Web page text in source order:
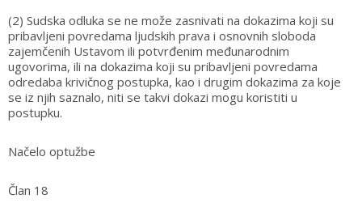
(2) Sudska odluka se ne može zasnivati na dokazima koji su
pribavljeni povredama ljudskih prava i osnovnih sloboda
zajemčenih Ustavom ili potvrđenim međunarodnim
ugovorima, ili na dokazima koji su pribavljeni povredama
odredaba krivičnog postupka, kao i drugim dokazima za koje
se iz njih saznalo, niti se takvi dokazi mogu koristiti u
postupku.
Načelo optužbe
Član 18